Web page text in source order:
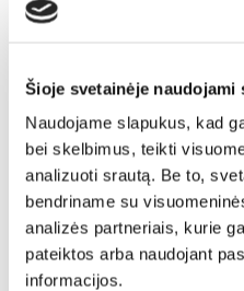
Šioje svetainėje naudojami
Naudojame slapukus, kad
bei skelbimus, teikti
analizuoti srautą. Be to,
bendriname su
analizės partneriais, kurie
pateiktos arba naudojant
informacijos.
BALTIC D naktinių staliukų
Kaina taikyta laikotarpiu
179€
Kaina galioja
Į